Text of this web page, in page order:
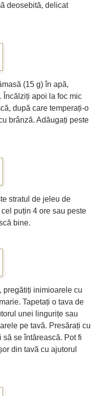
deosebită, delicat
(15 g) în apă,
Încălziți apoi la foc mic
după care temperați-o
brânză. Adăugați peste
stratul de jeleu de
puțin 4 ore sau peste
bine.
pregătiți inimioarele cu
Tapetați o tava de
unei lingurițe sau
pe tavă. Presărați cu
se întărească. Pot fi
din tavă cu ajutorul